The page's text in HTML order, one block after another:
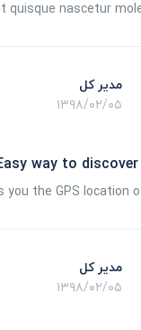
quisque nascetur
مدیر کل
۱۳۹۸/۰۲/۰۵
way to
the GPS location
مدیر کل
۱۳۹۸/۰۲/۰۵